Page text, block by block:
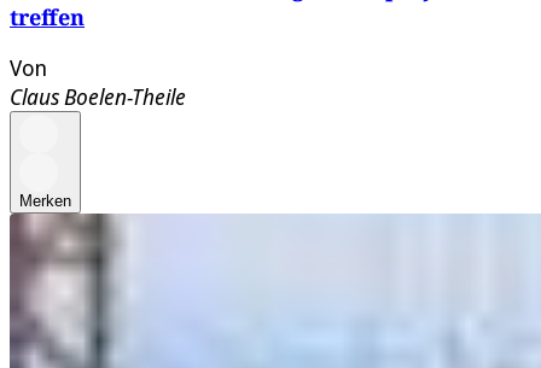
treffen
Von
Claus Boelen-Theile
Merken